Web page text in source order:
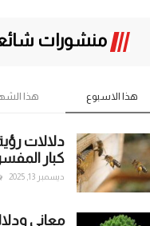
منشورات
هذا الاسبوع هذا
دلالات
كبار
ديسمبر 13, 2025
معاني